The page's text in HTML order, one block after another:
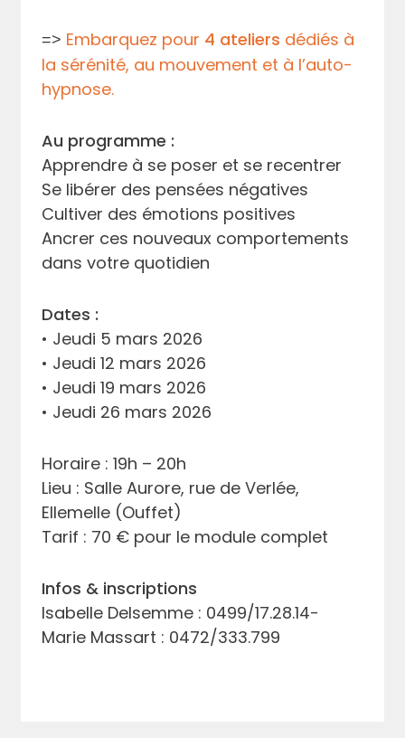
=> Embarquez pour 4 ateliers dédiés à
la sérénité, au mouvement et à l’auto-
hypnose.
Au programme :
Apprendre à se poser et se recentrer
Se libérer des pensées négatives
Cultiver des émotions positives
Ancrer ces nouveaux comportements
dans votre quotidien
Dates :
• Jeudi 5 mars 2026
• Jeudi 12 mars 2026
• Jeudi 19 mars 2026
• Jeudi 26 mars 2026
Horaire : 19h – 20h
Lieu : Salle Aurore, rue de Verlée,
Ellemelle (Ouffet)
Tarif : 70 € pour le module complet
Infos & inscriptions
Isabelle Delsemme : 0499/17.28.14-
Marie Massart : 0472/333.799